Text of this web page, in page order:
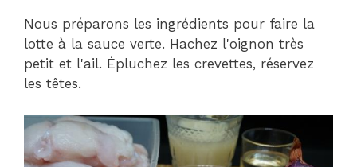
Nous préparons les ingrédients pour faire la
lotte à la sauce verte. Hachez l'oignon très
petit et l'ail. Épluchez les crevettes, réservez
les têtes.